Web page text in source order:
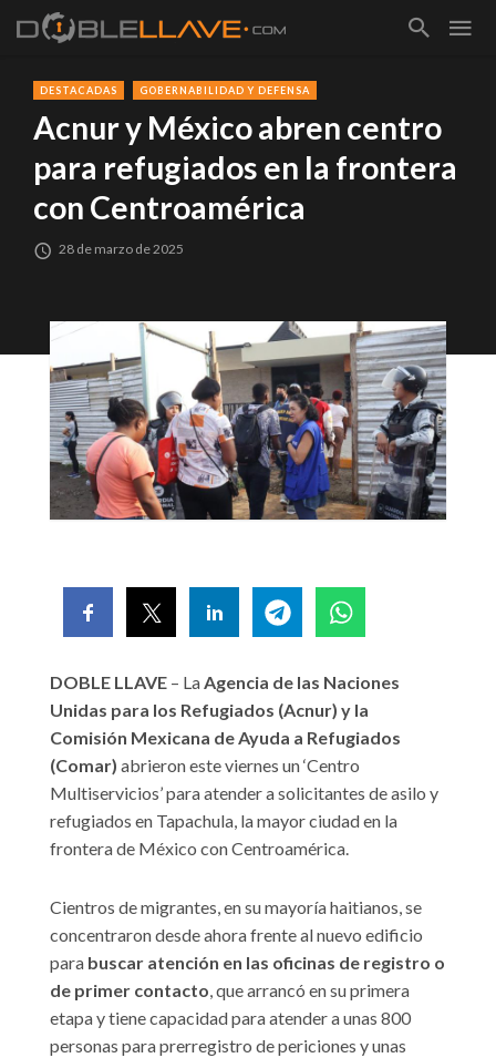
DESTACADAS GOBERNABILIDAD Y DEFENSA
Acnur y México abren centro
para refugiados en la frontera
con Centroamérica
28 de marzo de 2025
DOBLE LLAVE – LaAgencia de las Naciones
Unidas para los Refugiados (Acnur) y la
Comisión Mexicana de Ayuda a Refugiados
(Comar) abrieron este viernes un ‘Centro
Multiservicios’ para atender a solicitantes de asilo y
refugiados en Tapachula, la mayor ciudad en la
frontera de México con Centroamérica.
Cientros de migrantes, en su mayoría haitianos, se
concentraron desde ahora frente al nuevo edificio
para buscar atención en las oficinas de registro o
de primer contacto, que arrancó en su primera
etapa y tiene capacidad para atender a unas 800
personas para prerregistro de periciones y unas